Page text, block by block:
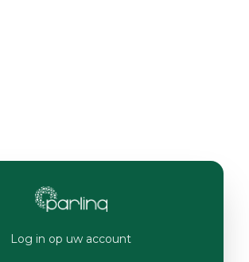
Log in op uw account